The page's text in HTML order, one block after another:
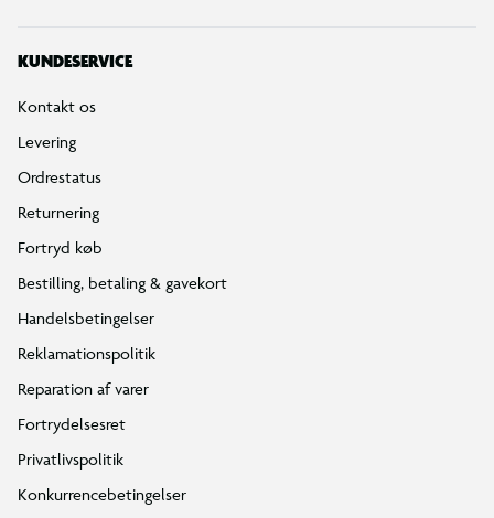
KUNDESERVICE
Kontakt os
Levering
Ordrestatus
Returnering
Fortryd køb
Bestilling, betaling & gavekort
Handelsbetingelser
Reklamationspolitik
Reparation af varer
Fortrydelsesret
Privatlivspolitik
Konkurrencebetingelser